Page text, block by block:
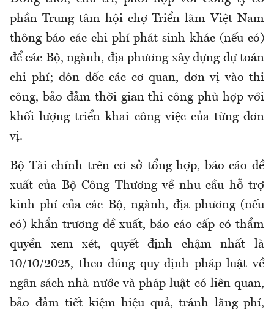
phần Trung tâm hội chợ Triển lãm Việt Nam
thông báo các chi phí phát sinh khác (nếu có)
để các Bộ, ngành, địa phương xây dựng dự toán
chi phí; đôn đốc các cơ quan, đơn vị vào thi
công, bảo đảm thời gian thi công phù hợp với
khối lượng triển khai công việc của từng đơn
vị.
Bộ Tài chính trên cơ sở tổng hợp, báo cáo đề
xuất của Bộ Công Thương về nhu cầu hỗ trợ
kinh phí của các Bộ, ngành, địa phương (nếu
có) khẩn trương đề xuất, báo cáo cấp có thẩm
quyền xem xét, quyết định chậm nhất là
10/10/2025, theo đúng quy định pháp luật về
ngân sách nhà nước và pháp luật có liên quan,
bảo đảm tiết kiệm hiệu quả, tránh lãng phí,